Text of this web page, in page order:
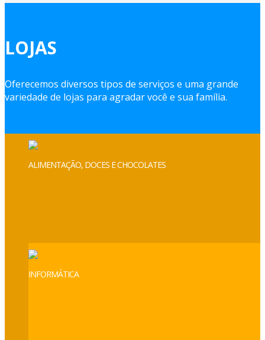
LOJAS
Oferecemos diversos tipos de serviços e uma grande
variedade de lojas para agradar você e sua família.
ALIMENTAÇÃO, DOCES E CHOCOLATES
INFORMÁTICA